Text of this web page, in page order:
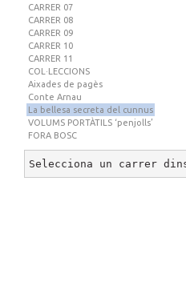
CARRER 07
CARRER 08
CARRER 09
CARRER 10
CARRER 11
COL·LECCIONS
Aixades de pagès
Conte Arnau
La bellesa secreta del cunnus
VOLUMS PORTÀTILS ‘penjolls’
FORA BOSC
Selecciona un carrer